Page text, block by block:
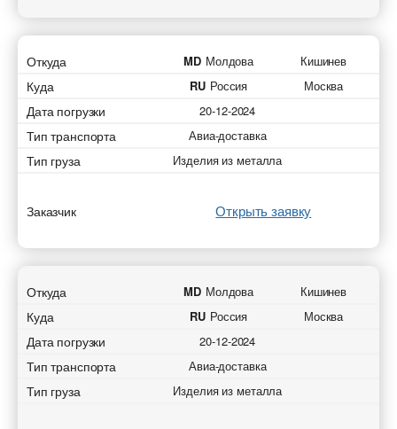
Откуда MD Молдова Кишинев
Куда RU Россия Москва
Дата погрузки 20-12-2024
Тип транспорта Авиа-доставка
Тип груза Изделия из металла
Заказчик Открыть заявку
Откуда MD Молдова Кишинев
Куда RU Россия Москва
Дата погрузки 20-12-2024
Тип транспорта Авиа-доставка
Тип груза Изделия из металла